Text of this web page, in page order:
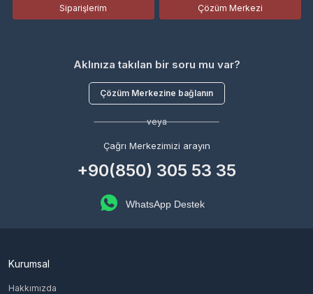
Siparişlerim Çözüm Merkezi
Aklınıza takılan bir soru mu var?
Çözüm Merkezine bağlanın
veya
Çağrı Merkezimizi arayın
+90(850) 305 53 35
WhatsApp Destek
Kurumsal
Hakkımızda